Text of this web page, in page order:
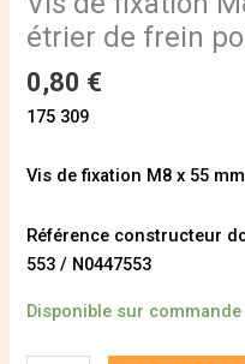
étrier de frein
0,80 €
175 309
Vis de fixation M8 x 55
Référence constructeur
553 / N0447553
Disponible sur commande